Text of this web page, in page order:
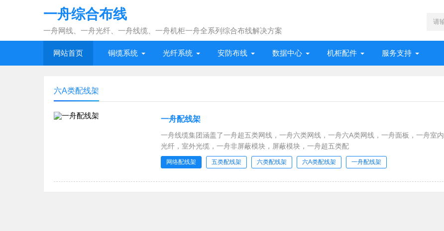
一舟综合布线
一舟网线、一舟光纤、一舟线缆、一舟机柜一舟全系列综合布线解决方案
网站首页 铜缆系统 光纤系统 安防布线 数据中心 机柜配件 服务支持
六A类配线架
一舟配线架
一舟线缆集团涵盖了一舟超五类网线，一舟六类网线，一舟六A类网线，一舟面板，一舟室内
光纤，室外光缆，一舟非屏蔽模块，屏蔽模块，一舟超五类配
网络配线架 五类配线架 六类配线架 六A类配线架 一舟配线架